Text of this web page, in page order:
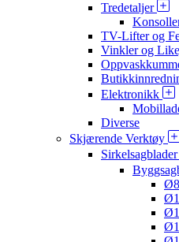
Tredetaljer
TV-Lifter og
Vinkler og
Elektronikk
Diverse
Skjærende Verktøy
Sirkelsagblader